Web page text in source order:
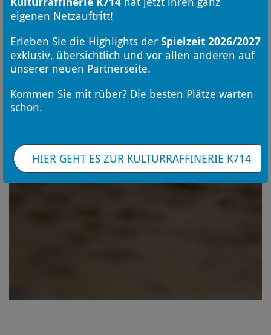
eigenen Netzauftritt!
Erleben Sie die Highlights der Spielzeit 2026/2027
exklusiv, übersichtlich und vor allen anderen auf
unserer neuen Partnerseite.
Kommen Sie mit rüber? Die besten Plätze warten
schon.
HIER GEHT ES ZUR KULTURRAFFINERIE K714